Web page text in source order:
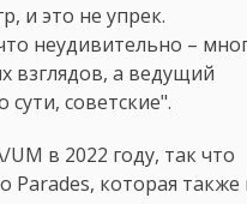
и это не упрек.
неудивительно –
взглядов, а ведущий
советские".
в 2022 году, так что
Parades, которая также